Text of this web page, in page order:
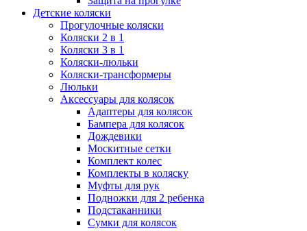
Детские коляски
Прогулочные коляски
Коляски 2 в 1
Коляски 3 в 1
Коляски-люльки
Коляски-трансформеры
Люльки
Аксессуары для колясок
Адаптеры для колясок
Бампера для колясок
Дождевики
Москитные сетки
Комплект колес
Комплекты в коляску
Муфты для рук
Подножки для 2 ребенка
Подстаканники
Сумки для колясок